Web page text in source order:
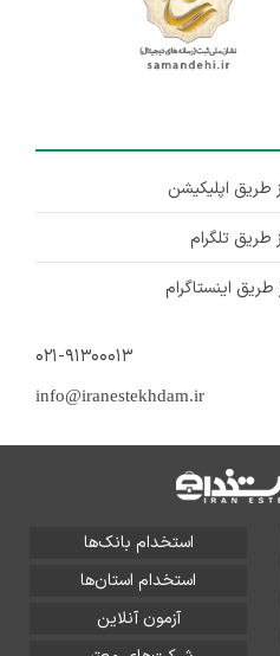
طریق اپلیکیشن
تلگرام
اینستاگرام
۰۲۱-۹۱۳۰۰۰۱۳
info@iranestekhdam.ir
استخدام بانک‌ها
استخدام استان‌ها
آزمون آنلاین